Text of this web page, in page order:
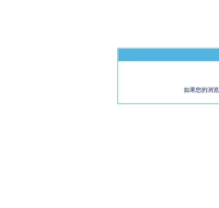
如果您的浏